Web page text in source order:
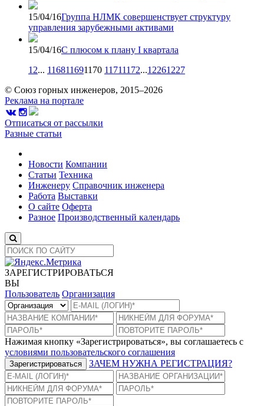
15/04/16Группа НЛМК совершенствует структуру
управления зарубежными активами
15/04/16С плюсом к плану I квартала
1 2... 116811691170 11711172...12261227
© Союз горных инженеров, 2015–2026
Реклама на портале
Отписаться от рассылки
Разные статьи
Новости Компании
Статьи Техника
Инженеру Справочник инженера
Работа Выставки
О сайте Оферта
Разное Производственный календарь
ЗАРЕГИСТРИРОВАТЬСЯ
ВЫ
Пользователь Организация
Нажимая кнопку «Зарегистрироваться», вы соглашаетесь с
условиями пользовательского соглашения
Зарегистрироваться ЗАЧЕМ НУЖНА РЕГИСТРАЦИЯ?